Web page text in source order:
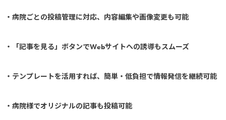
・病院ごとの投稿管理に対応、内容編集や画像変更も可能
・「記事を見る」ボタンでWebサイトへの誘導もスムーズ
・テンプレートを活用すれば、簡単・低負担で情報発信を継続可能
・病院様でオリジナルの記事も投稿可能